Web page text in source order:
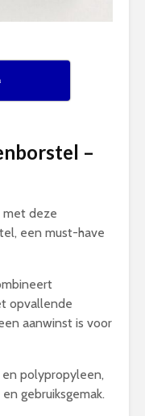
–
met deze
een must-have
opvallende
aanwinst is voor
en polypropyleen,
gebruiksgemak.